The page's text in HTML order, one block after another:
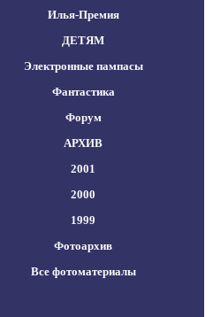
Илья-Премия
ДЕТЯМ
Электронные пампасы
Фантастика
Форум
АРХИВ
2001
2000
1999
Фотоархив
Все фотоматериалы